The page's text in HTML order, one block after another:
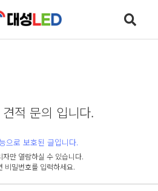
적 문의 입니다.
으로 보호된 글입니다.
자만 열람하실 수 있습니다.
비밀번호를 입력하세요.